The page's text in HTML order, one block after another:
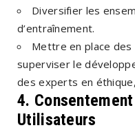
Diversifier les
d’entraînement.
Mettre en place
superviser le
des experts en
4.
Utilisateurs